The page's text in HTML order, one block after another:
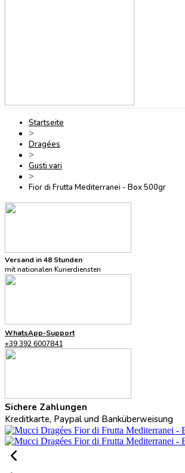
Startseite
>
Dragées
>
Gusti vari
>
Fior di Frutta Mediterranei - Box 500gr
Versand in 48 Stunden
mit nationalen Kurierdiensten
WhatsApp-Support
+39 392 6007841
Sichere Zahlungen
Kreditkarte, Paypal und Banküberweisung